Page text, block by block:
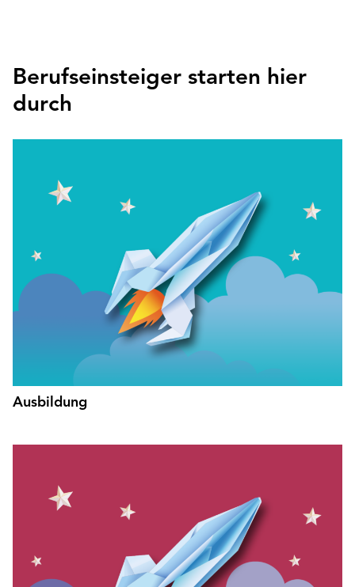
Berufseinsteiger starten hier
durch
Ausbildung